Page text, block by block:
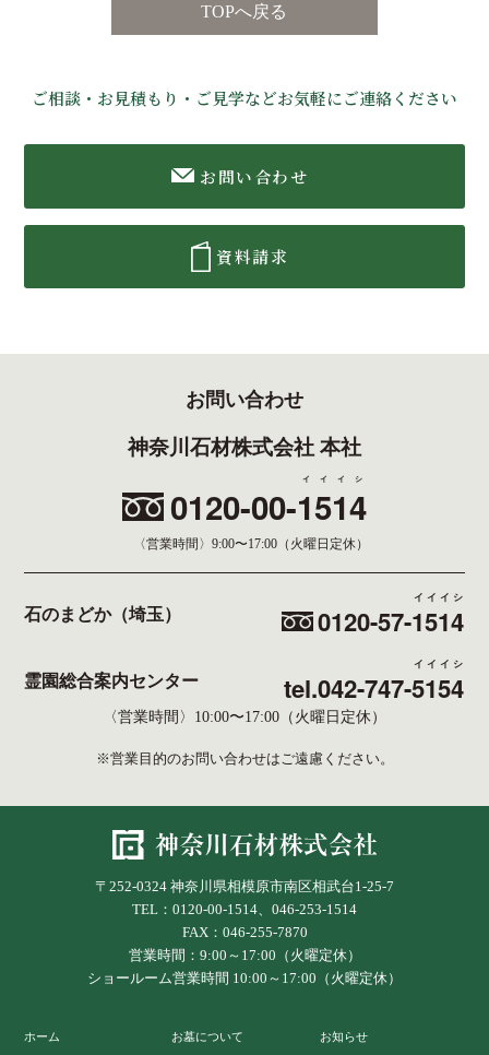
TOPへ戻る
ご相談・お見積もり・ご見学などお気軽にご連絡ください
お問い合わせ
資料請求
お問い合わせ
神奈川石材株式会社 本社
0120-00-1514
イイイシ
〈営業時間〉 9:00〜17:00（火曜日定休）
石のまどか（埼玉） 0120-57-1514
イイイシ
霊園総合案内センター tel.042-747-5154
イイイシ
〈営業時間〉10:00〜17:00（火曜日定休）
※営業目的のお問い合わせはご遠慮ください。
〒252-0324 神奈川県相模原市南区相武台1-25-7
TEL：0120-00-1514、046-253-1514
FAX：046-255-7870
営業時間：9:00～17:00（火曜定休）
ショールーム営業時間 10:00～17:00（火曜定休）
ホーム お墓について お知らせ